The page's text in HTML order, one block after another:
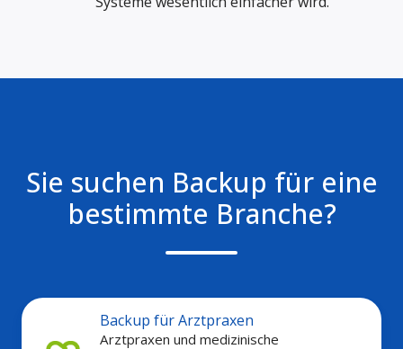
Sie suchen Backup für eine
bestimmte Branche?
Backup für Arztpraxen
Arztpraxen und medizinische